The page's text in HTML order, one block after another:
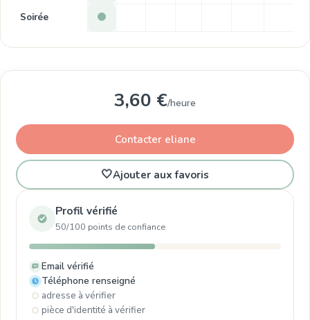
Soirée
3,60 €/heure
Contacter eliane
🤍Ajouter aux favoris
Profil vérifié
50/100 points de confiance
Email vérifié
Téléphone renseigné
adresse à vérifier
pièce d'identité à vérifier